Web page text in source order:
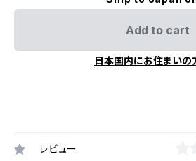
Add to cart
日本国内にお住まいの
レビュー